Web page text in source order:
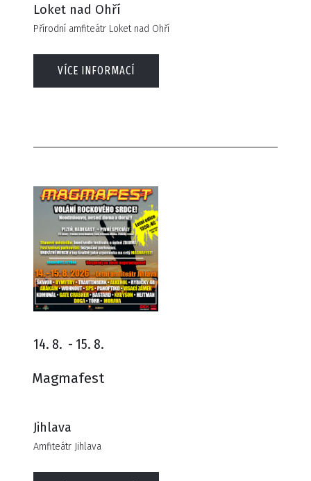
Loket nad Ohří
Přírodní amfiteátr Loket nad Ohří
VÍCE INFORMACÍ
14. 8. - 15. 8.
Magmafest
Jihlava
Amfiteátr Jihlava